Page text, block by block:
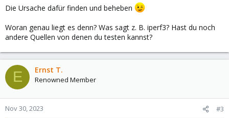
Die Ursache dafür finden und beheben
Woran genau liegt es denn? Was sagt z. B. iperf3? Hast du noch
andere Quellen von denen du testen kannst?
E Ernst T.
Renowned Member
Nov 30, 2023 #3